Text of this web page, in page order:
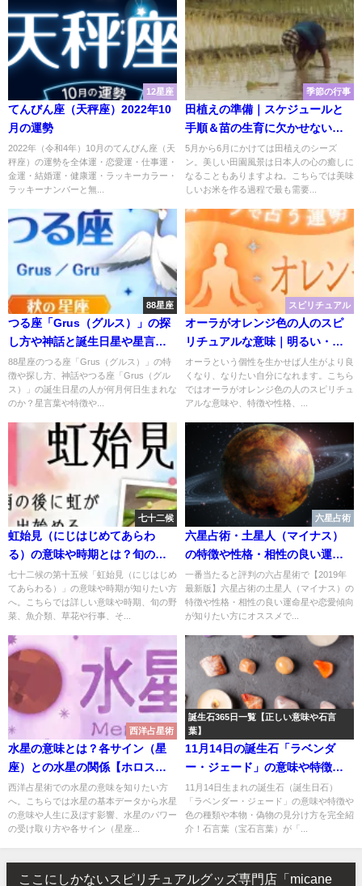
12星座
てんびん座（天秤座）2022年10
月の運勢
2022年（令和4年）10月のてんびん座（天
秤座）の運勢を全体運・恋愛運・仕事運・
金運・結婚運・健康運・ラッキーカラー・
ラッキーナンバーと無...
季節の行事
田植えの準備｜スケジュールと
手順＆苗の生育に欠かせない注
意すべきポイントとは？
5月から6月にかけては田植えのシーズ
ン。美しい田園風景は日本人の心の癒しに
なることもありますよね。こちらでは美味
しいお米を作る過程で最も需要...
88星座
つる座「Grus（グルス）」の探
し方や神話と誕生日星や星言葉
【88星座・秋・南天の星座】
88星座のつる座「Grus（グルス）」の特
徴や探し方、神話やつる座「Grus（グル
ス）」の誕生日星の人が何月何日生まれな
のか？星言葉や特徴や...
スピリチュアル
オーラがオレンジ色の人のスピ
リチュアルな意味｜明るい・マ
イペース・冒険心・活力がキー
ワード！
オーラという個性を生かせば人生がより良
くなり、なりたい自分になれます。こちら
ではオーラがオレンジ色の人のスピリチュ
アルな意味や、特徴や性格、...
七十二候
虹始見（にじはじめてあらわ
る）の意味や時期とは？旬の野
菜、魚、草花、行事まで完全紹
介！【七十二候・第十五候】
七十二候の第十五候「虹始見（にじはじめ
てあらわる）」の意味や時期が知りたい方
へ。こちらでは詳しい意味や時期、旬の野
菜、魚介類、草花や行事、そ...
六星占術
六星占術・土星人（マイナス）
の特徴や性格・相性の良い運命
星や恋愛傾向【2019年最新版】
一番当たると評判の六占星術で【2019年
最新版】六星占術の土星人（マイナス）の
特徴や性格・相性の良い運命星や恋愛傾向
が知りたい方にオススメで...
西洋占星術
水星の意味とは？各サイン（星
座）との水星の関係【ホロスコ
ープ・西洋占星術】
西洋占星術での水星の意味を知りたい方
へ。こちらでは水星の基本データから水星
の意味や人生に及ぼす影響、水星のパワー
の受け取り方や各サイン（星座...
誕生石365日一覧【正しい意味や石言
葉】
11月14日の誕生石「ラベンダ
ー・ジェード」の意味や特徴や
色の種類｜石言葉「風の便り」
の「ラベンダー・ジェード」の
スピリチュアルな効果や浄化方
11月14日生まれの誕生石（誕生日石）
「ラベンダー・ジェード」の意味や特徴や
色の種類や本物・偽物の見分け方を完全紹
介！石言葉（宝石言葉）が「...
ここにしかないスピリチュアルグッズ専門店「micane